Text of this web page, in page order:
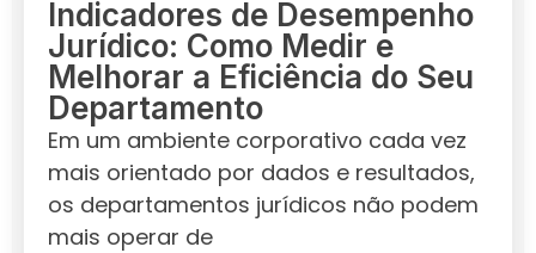
Indicadores de Desempenho
Jurídico: Como Medir e
Melhorar a Eficiência do Seu
Departamento
Em um ambiente corporativo cada vez
mais orientado por dados e resultados,
os departamentos jurídicos não podem
mais operar de